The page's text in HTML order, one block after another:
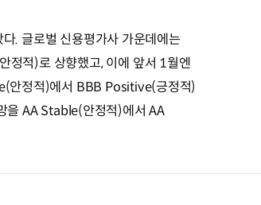
. 글로벌 신용평가사 가운데에는
적)로 상향했고, 이에 앞서 1월엔
안정적)에서 BBB Positive(긍정적)
을 AA Stable(안정적)에서 AA